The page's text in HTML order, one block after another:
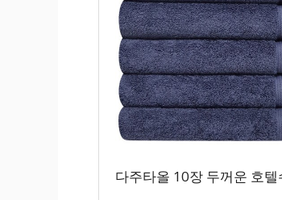
다주타올 10장 두꺼운 호